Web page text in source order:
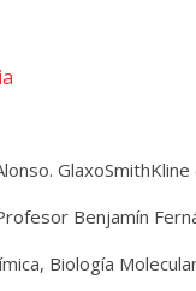
GlaxoSmithKline
Benjamín
Biología